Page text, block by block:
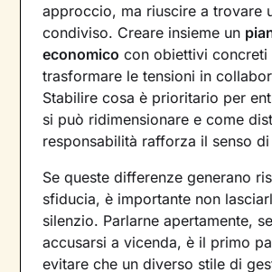
approccio, ma riuscire a trovare
condiviso. Creare insieme un
economico con obiettivi concreti
trasformare le tensioni in
Stabilire cosa è prioritario per
si può ridimensionare e come
responsabilità rafforza il senso
Se queste differenze generano
sfiducia, è importante non
silenzio. Parlarne apertamente,
accusarsi a vicenda, è il primo
evitare che un diverso stile di